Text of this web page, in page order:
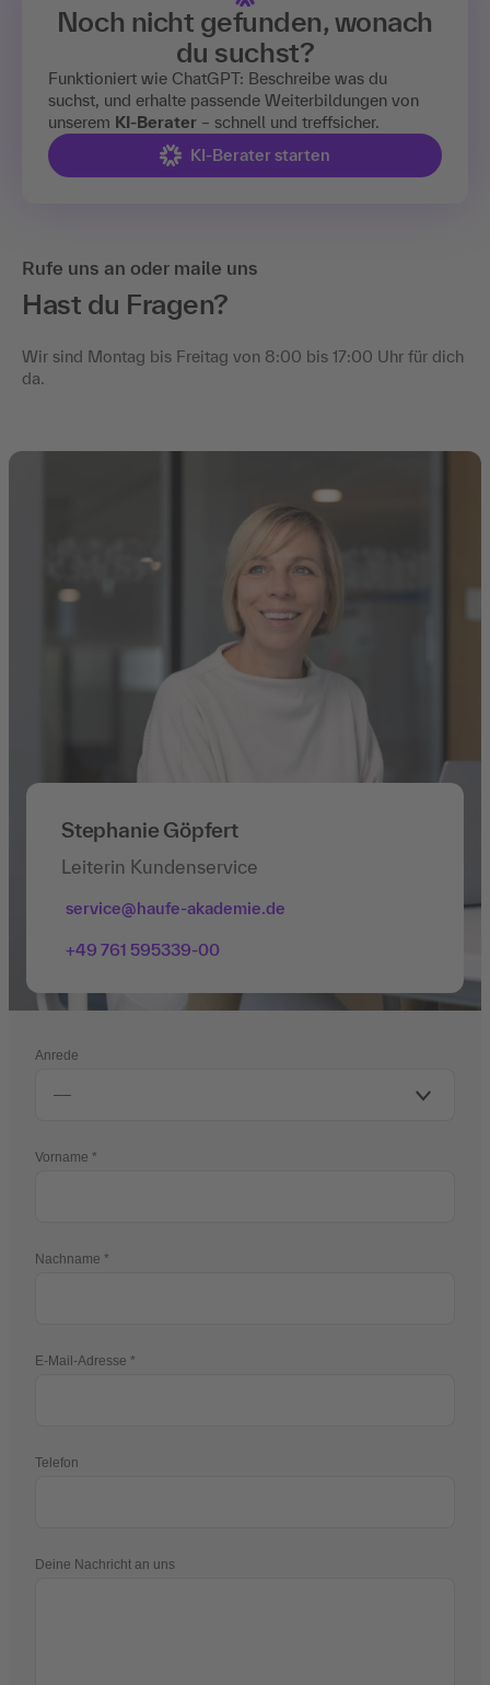
Noch nicht gefunden, wonach
du suchst?
Funktioniert wie ChatGPT: Beschreibe was du
suchst, und erhalte passende Weiterbildungen von
unserem KI-Berater – schnell und treffsicher.
KI-Berater starten
Rufe uns an oder maile uns
Hast du Fragen?
Wir sind Montag bis Freitag von 8:00 bis 17:00 Uhr für dich
da.
Stephanie Göpfert
Leiterin Kundenservice
service@haufe-akademie.de
+49 761 595339-00
Anrede
Vorname
Nachname
E-Mail-Adresse
Telefon
Deine Nachricht an uns